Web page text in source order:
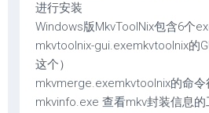
进行安装
Windows版MkvToolNix包含6个
mkvtoolnix-gui.exemkvtoolnix的
这个）
mkvmerge.exemkvtoolnix的命令
mkvinfo.exe 查看mkv封装信息的